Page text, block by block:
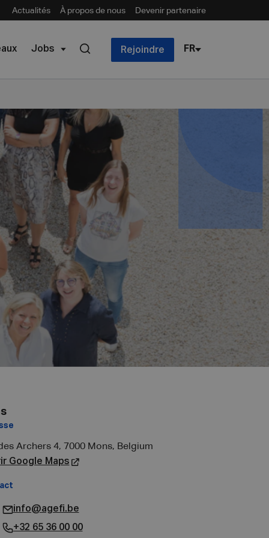
Actualités À propos de nous Devenir partenaire
Jobs Rejoindre FR
Archers 4, 7000 Mons, Belgium
Google Maps
info@agefi.be
+32 65 36 00 00